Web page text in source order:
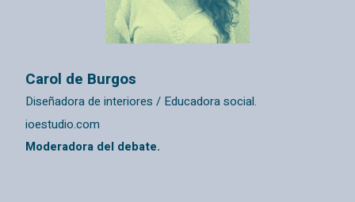
Carol de Burgos
Diseñadora de interiores / Educadora social.
ioestudio.com
Moderadora del debate.